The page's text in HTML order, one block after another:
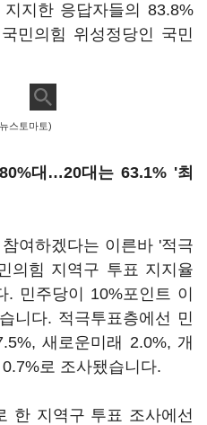
지한 응답자들의 83.8%
민의힘 위성정당인 국민
스토마토)
대…20대는 63.1% '최
여하겠다는 이른바 '적극
의힘 지역구 투표 지지율
민주당이 10%포인트 이
니다. 적극투표층에선 민
새로운미래 2.0%, 개
로 조사됐습니다.
한 지역구 투표 조사에선